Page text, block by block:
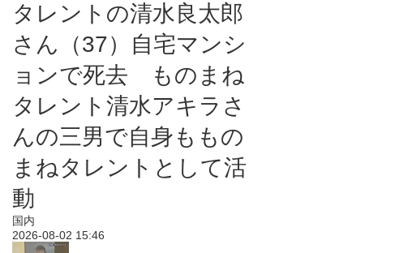
タレントの清水良太郎
さん（37）自宅マンシ
ョンで死去 ものまね
タレント清水アキラさ
んの三男で自身ももの
まねタレントとして活
動
国内
2026-08-02 15:46